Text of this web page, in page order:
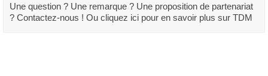
Une question ? Une remarque ? Une proposition de partenariat
? Contactez-nous ! Ou cliquez ici pour en savoir plus sur TDM